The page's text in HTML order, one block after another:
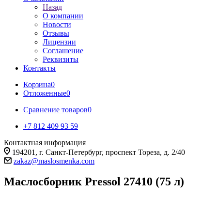
Назад
О компании
Новости
Отзывы
Лицензии
Соглашение
Реквизиты
Контакты
Корзина0
Отложенные0
Сравнение товаров0
+7 812 409 93 59
Контактная информация
194201, г. Санкт-Петербург, проспект Тореза, д. 2/40
zakaz@maslosmenka.com
Маслосборник Pressol 27410 (75 л)